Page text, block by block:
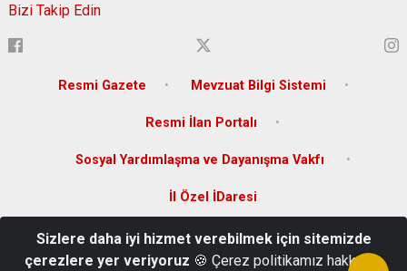
Bizi Takip Edin
Resmi Gazete Mevzuat Bilgi Sistemi
Resmi İlan Portalı
Sosyal Yardımlaşma ve Dayanışma Vakfı
İl Özel İDaresi
Sakabaşı Mah. Zeytindalı Bulvarı 144/B Karaman
Sizlere daha iyi hizmet verebilmek için sitemizde
çerezlere yer veriyoruz 🍪 Çerez politikamız hakkında